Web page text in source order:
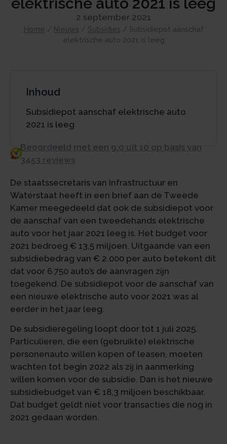
2 september 2021
Home / Nieuws / Subsidies / Subsidiepot aanschaf
elektrische auto 2021 is leeg
Inhoud
Subsidiepot aanschaf elektrische auto
2021 is leeg
Beoordeeld met een 9.0 uit 10 op basis van
3453 reviews
De staatssecretaris van Infrastructuur en
Waterstaat heeft in een brief aan de Tweede
Kamer meegedeeld dat ook de subsidiepot voor
de aanschaf van een tweedehands elektrische
auto voor het jaar 2021 leeg is. Het budget voor
2021 bedroeg € 13,5 miljoen. Uitgaande van een
subsidiebedrag van € 2.000 per auto betekent dit
dat voor 6.750 auto’s de aanvragen zijn
toegekend. De subsidiepot voor de aanschaf van
een nieuwe elektrische auto voor 2021 was al
eerder in het jaar leeg.
De subsidieregeling loopt door tot 1 juli 2025.
Particulieren, die een (gebruikte) elektrische
personenauto willen kopen of leasen, moeten
wachten tot begin 2022 als zij in aanmerking
willen komen voor de subsidie. Dan is het nieuwe
subsidiebudget van € 18,3 miljoen beschikbaar.
Dat budget geldt niet voor transacties die nog in
2021 gedaan worden.